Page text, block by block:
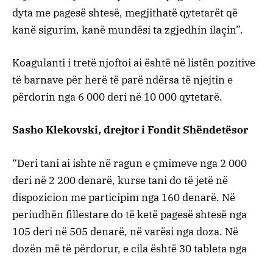
dyta me pagesë shtesë, megjithatë qytetarët që
kanë sigurim, kanë mundësi ta zgjedhin ilaçin”.
Koagulanti i tretë njoftoi ai është në listën pozitive
të barnave për herë të parë ndërsa të njejtin e
përdorin nga 6 000 deri në 10 000 qytetarë.
Sasho Klekovski, drejtor i Fondit Shëndetësor
“Deri tani ai ishte në ragun e çmimeve nga 2 000
deri në 2 200 denarë, kurse tani do të jetë në
dispozicion me participim nga 160 denarë. Në
periudhën fillestare do të ketë pagesë shtesë nga
105 deri në 505 denarë, në varësi nga doza. Në
dozën më të përdorur, e cila është 30 tableta nga